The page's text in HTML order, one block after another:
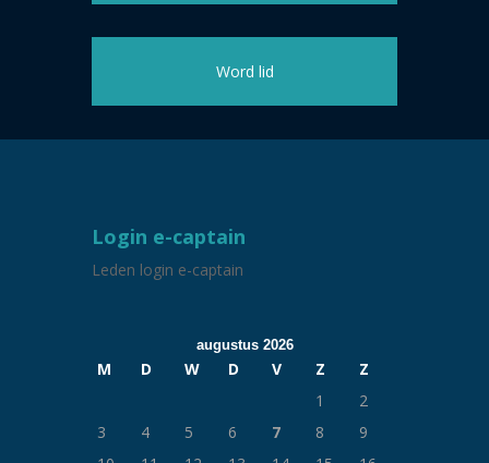
Word lid
Login e-captain
Leden login e-captain
augustus 2026
M D W D V Z
Z
1
2
3
4 5 6 7 8
9